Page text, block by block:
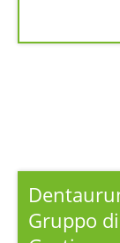
Gruppo